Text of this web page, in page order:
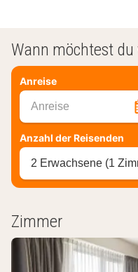
Wann möchtest du
Anreise
Anreise
Anzahl der Reisenden
2 Erwachsene (1
Zimmer